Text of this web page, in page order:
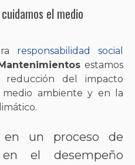
el medio
responsabilidad social
estamos
reducción del impacto
ambiente y en la
en un proceso de
el desempeño